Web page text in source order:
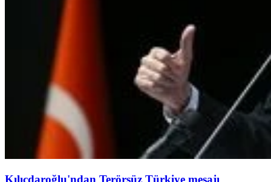
Kılıçdaroğlu'ndan Terörsüz Türkiye mesajı